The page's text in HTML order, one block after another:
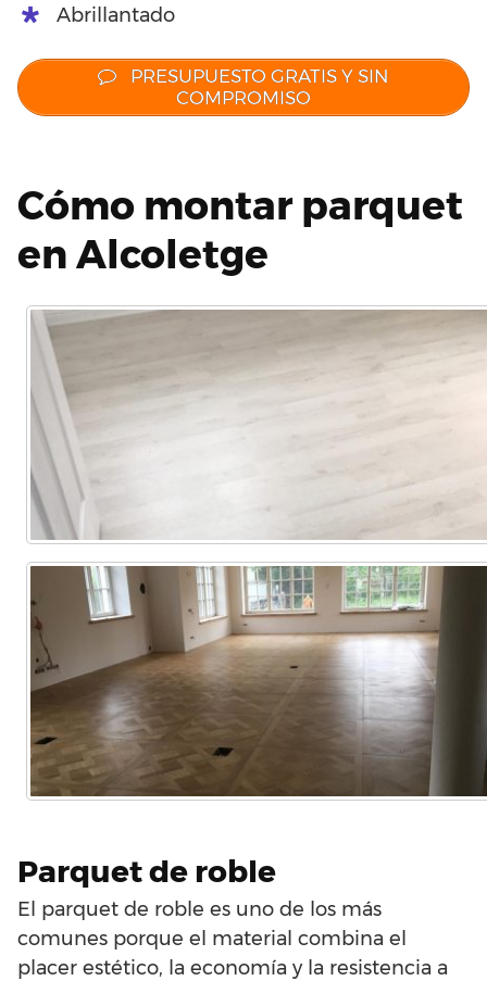
Abrillantado
PRESUPUESTO GRATIS Y SIN
COMPROMISO
Cómo montar parquet
en Alcoletge
Parquet de roble
El parquet de roble es uno de los más
comunes porque el material combina el
placer estético, la economía y la resistencia a